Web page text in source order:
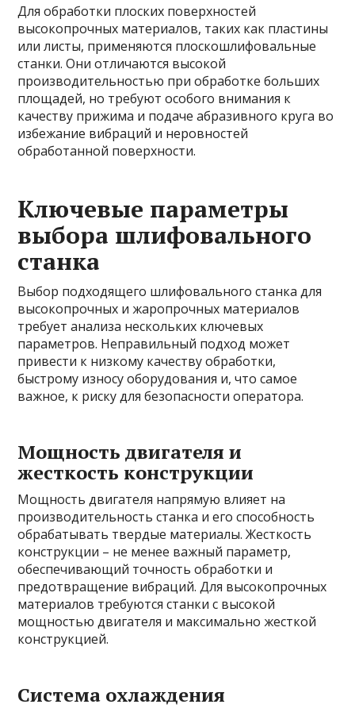
Для обработки плоских поверхностей
высокопрочных материалов, таких как пластины
или листы, применяются плоскошлифовальные
станки. Они отличаются высокой
производительностью при обработке больших
площадей, но требуют особого внимания к
качеству прижима и подаче абразивного круга во
избежание вибраций и неровностей
обработанной поверхности.
Ключевые параметры
выбора шлифовального
станка
Выбор подходящего шлифовального станка для
высокопрочных и жаропрочных материалов
требует анализа нескольких ключевых
параметров. Неправильный подход может
привести к низкому качеству обработки,
быстрому износу оборудования и, что самое
важное, к риску для безопасности оператора.
Мощность двигателя и
жесткость конструкции
Мощность двигателя напрямую влияет на
производительность станка и его способность
обрабатывать твердые материалы. Жесткость
конструкции – не менее важный параметр,
обеспечивающий точность обработки и
предотвращение вибраций. Для высокопрочных
материалов требуются станки с высокой
мощностью двигателя и максимально жесткой
конструкцией.
Система охлаждения